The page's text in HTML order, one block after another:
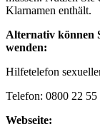
Klarnamen enthält.
Alternativ können
wenden:
Hilfetelefon
Telefon: 0800 22
Webseite: